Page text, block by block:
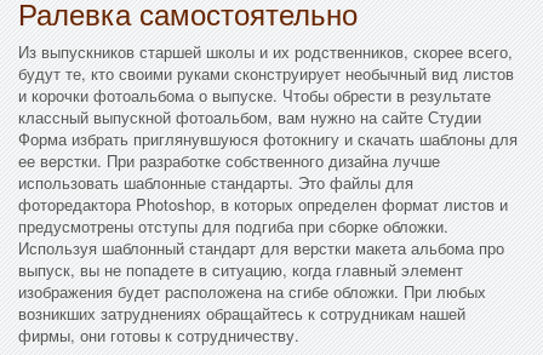
Ралевка самостоятельно
Из выпускников старшей школы и их родственников, скорее всего,
будут те, кто своими руками сконструирует необычный вид листов
и корочки фотоальбома о выпуске. Чтобы обрести в результате
классный выпускной фотоальбом, вам нужно на сайте Студии
Форма избрать приглянувшуюся фотокнигу и скачать шаблоны для
ее верстки. При разработке собственного дизайна лучше
использовать шаблонные стандарты. Это файлы для
фоторедактора Photoshop, в которых определен формат листов и
предусмотрены отступы для подгиба при сборке обложки.
Используя шаблонный стандарт для верстки макета альбома про
выпуск, вы не попадете в ситуацию, когда главный элемент
изображения будет расположена на сгибе обложки. При любых
возникших затруднениях обращайтесь к сотрудникам нашей
фирмы, они готовы к сотрудничеству.